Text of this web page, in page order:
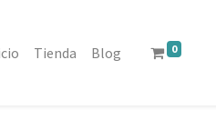
Tienda Blog 0